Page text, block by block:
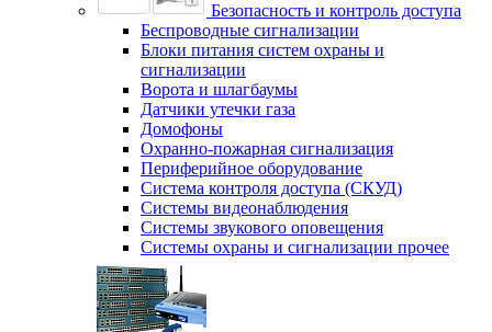
Безопасность и контроль доступа
Беспроводные сигнализации
Блоки питания систем охраны и
сигнализации
Ворота и шлагбаумы
Датчики утечки газа
Домофоны
Охранно-пожарная сигнализация
Периферийное оборудование
Система контроля доступа (СКУД)
Системы видеонаблюдения
Системы звукового оповещения
Системы охраны и сигнализации прочее